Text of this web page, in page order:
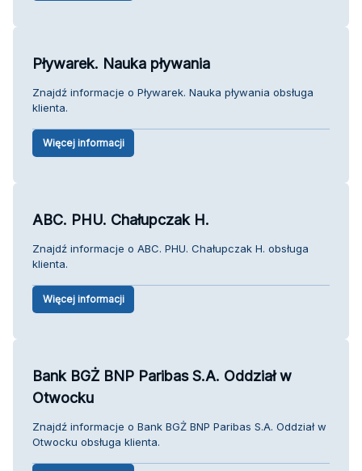
Pływarek. Nauka pływania
Znajdź informacje o Pływarek. Nauka pływania obsługa
klienta.
Więcej informacji
ABC. PHU. Chałupczak H.
Znajdź informacje o ABC. PHU. Chałupczak H. obsługa
klienta.
Więcej informacji
Bank BGŻ BNP Paribas S.A. Oddział w
Otwocku
Znajdź informacje o Bank BGŻ BNP Paribas S.A. Oddział w
Otwocku obsługa klienta.